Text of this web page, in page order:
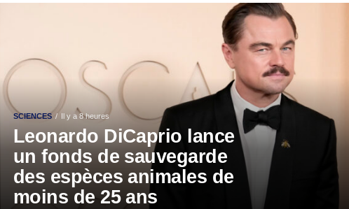
SCIENCES Il y a 8 heures
Leonardo DiCaprio lance
un fonds de sauvegarde
des espèces animales de
moins de 25 ans